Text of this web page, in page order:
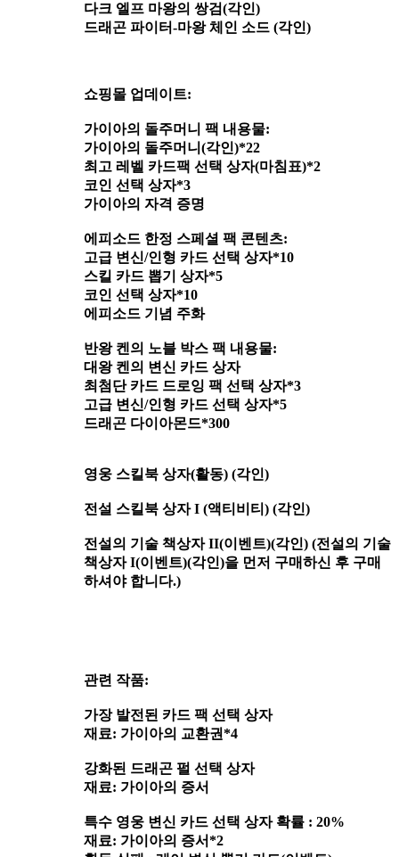
다크 엘프 마왕의 쌍검(각인)
드래곤 파이터-마왕 체인 소드 (각인)
쇼핑몰 업데이트:
가이아의 돌주머니 팩 내용물:
가이아의 돌주머니(각인)*22
최고 레벨 카드팩 선택 상자(마침표)*2
코인 선택 상자*3
가이아의 자격 증명
에피소드 한정 스페셜 팩 콘텐츠:
고급 변신/인형 카드 선택 상자*10
스킬 카드 뽑기 상자*5
코인 선택 상자*10
에피소드 기념 주화
반왕 켄의 노블 박스 팩 내용물:
대왕 켄의 변신 카드 상자
최첨단 카드 드로잉 팩 선택 상자*3
고급 변신/인형 카드 선택 상자*5
드래곤 다이아몬드*300
영웅 스킬북 상자(활동) (각인)
전설 스킬북 상자 I (액티비티) (각인)
전설의 기술 책상자 II(이벤트)(각인) (전설의 기술
책상자 I(이벤트)(각인)을 먼저 구매하신 후 구매
하셔야 합니다.)
관련 작품:
가장 발전된 카드 팩 선택 상자
재료: 가이아의 교환권*4
강화된 드래곤 펄 선택 상자
재료: 가이아의 증서
특수 영웅 변신 카드 선택 상자 확률 : 20%
재료: 가이아의 증서*2